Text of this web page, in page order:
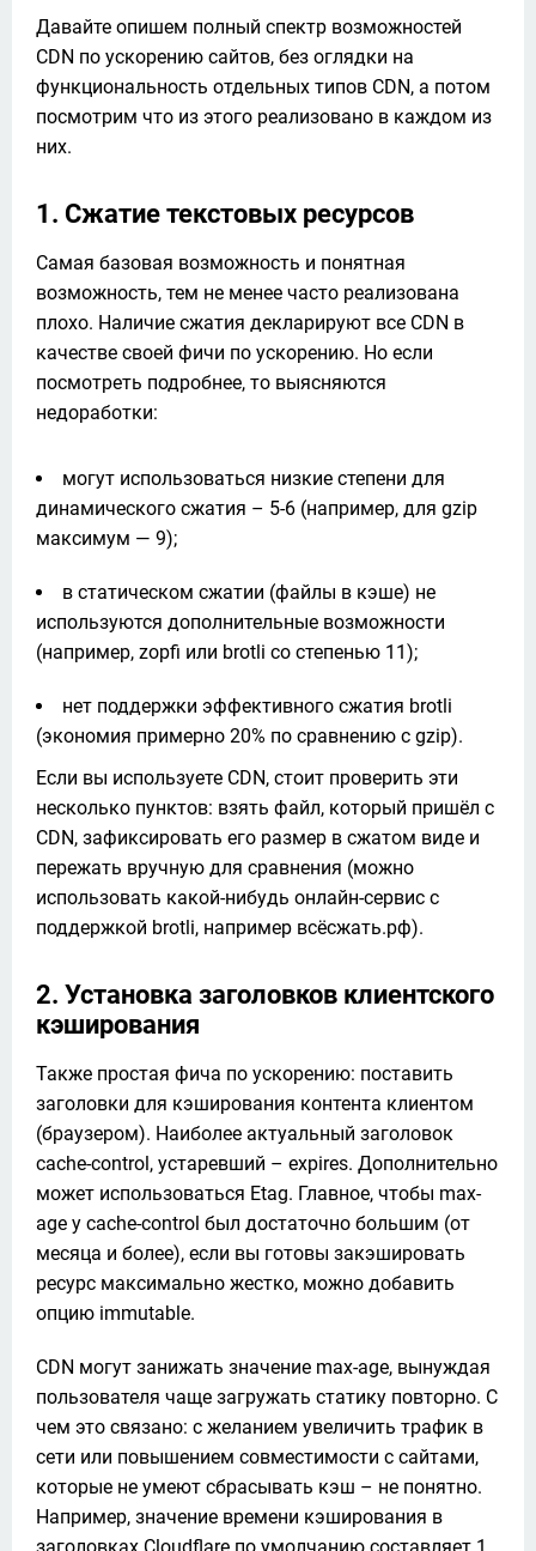
Давайте опишем полный спектр возможностей
CDN по ускорению сайтов, без оглядки на
функциональность отдельных типов CDN, а потом
посмотрим что из этого реализовано в каждом из
них.
1. Сжатие текстовых ресурсов
Самая базовая возможность и понятная
возможность, тем не менее часто реализована
плохо. Наличие сжатия декларируют все CDN в
качестве своей фичи по ускорению. Но если
посмотреть подробнее, то выясняются
недоработки:
могут использоваться низкие степени для
динамического сжатия – 5-6 (например, для gzip
максимум — 9);
в статическом сжатии (файлы в кэше) не
используются дополнительные возможности
(например, zopfi или brotli со степенью 11);
нет поддержки эффективного сжатия brotli
(экономия примерно 20% по сравнению с gzip).
Если вы используете CDN, стоит проверить эти
несколько пунктов: взять файл, который пришёл с
CDN, зафиксировать его размер в сжатом виде и
пережать вручную для сравнения (можно
использовать какой-нибудь онлайн-сервис с
поддержкой brotli, например всёсжать.рф).
2. Установка заголовков клиентского
кэширования
Также простая фича по ускорению: поставить
заголовки для кэширования контента клиентом
(браузером). Наиболее актуальный заголовок
cache-control, устаревший – expires. Дополнительно
может использоваться Etag. Главное, чтобы max-
age у cache-control был достаточно большим (от
месяца и более), если вы готовы закэшировать
ресурс максимально жестко, можно добавить
опцию immutable.
CDN могут занижать значение max-age, вынуждая
пользователя чаще загружать статику повторно. С
чем это связано: с желанием увеличить трафик в
сети или повышением совместимости с сайтами,
которые не умеют сбрасывать кэш – не понятно.
Например, значение времени кэширования в